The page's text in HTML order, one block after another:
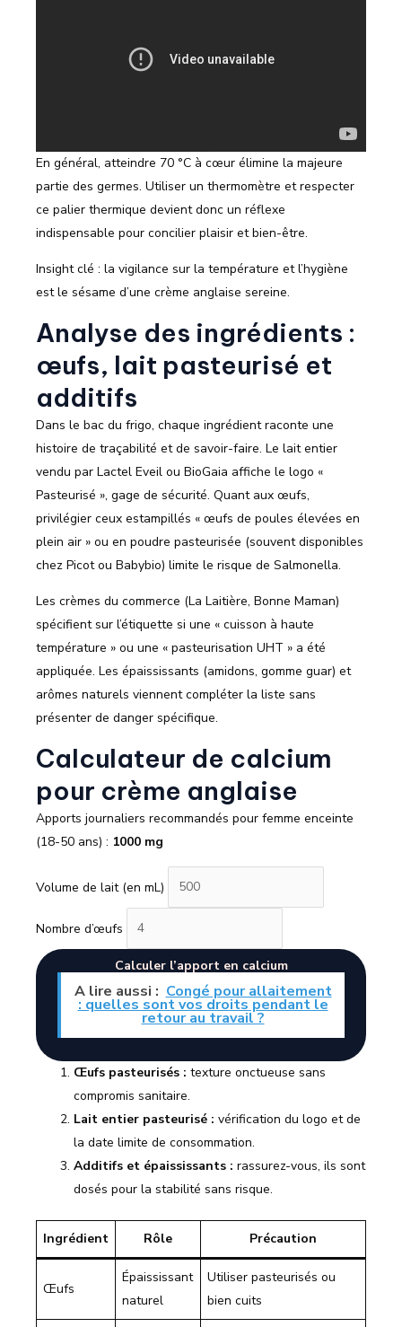
En général, atteindre 70 °C à cœur élimine la majeure
partie des germes. Utiliser un thermomètre et respecter
ce palier thermique devient donc un réflexe
indispensable pour concilier plaisir et bien-être.
Insight clé : la vigilance sur la température et l’hygiène
est le sésame d’une crème anglaise sereine.
Analyse des ingrédients :
œufs, lait pasteurisé et
additifs
Dans le bac du frigo, chaque ingrédient raconte une
histoire de traçabilité et de savoir-faire. Le lait entier
vendu par Lactel Eveil ou BioGaia affiche le logo «
Pasteurisé », gage de sécurité. Quant aux œufs,
privilégier ceux estampillés « œufs de poules élevées en
plein air » ou en poudre pasteurisée (souvent disponibles
chez Picot ou Babybio) limite le risque de Salmonella.
Les crèmes du commerce (La Laitière, Bonne Maman)
spécifient sur l’étiquette si une « cuisson à haute
température » ou une « pasteurisation UHT » a été
appliquée. Les épaississants (amidons, gomme guar) et
arômes naturels viennent compléter la liste sans
présenter de danger spécifique.
Calculateur de calcium
pour crème anglaise
Apports journaliers recommandés pour femme enceinte
(18-50 ans) : 1000 mg
Volume de lait (en mL)
Nombre d’œufs
Calculer l’apport en calcium
A lire aussi : Congé pour allaitement
: quelles sont vos droits pendant le
retour au travail ?
Œufs pasteurisés : texture onctueuse sans
compromis sanitaire.
Lait entier pasteurisé : vérification du logo et de
la date limite de consommation.
Additifs et épaississants : rassurez-vous, ils sont
dosés pour la stabilité sans risque.
Ingrédient Rôle Précaution
Œufs
Épaississant
naturel
Utiliser pasteurisés ou
bien cuits